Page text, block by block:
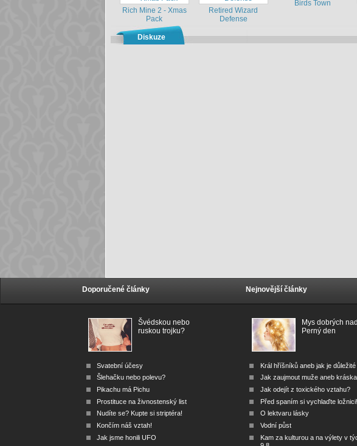
Rich Mine 2 - Xmas
Pack
Retired Wizard
Defense
Birds Town
Diskuze
Doporučené články
Švédskou nebo
ruskou trojku?
Svatební účesy
Šlehačku nebo polevu?
Pikachu má Pichu
Prostituce na živnostenský list
Nudíte se? Kupte si striptéra!
Končím náš vztah!
Jak jsme honili UFO
Nejnovější články
Mys dobrých
Perný den
Král hříšníků aneb jak je důležité
Jak zaujmout muže aneb
Jak odejít z toxického vztahu?
Před spaním si vychlaďte ložnici!
O lektvaru lásky
Vodní půst
Kam za kulturou a na výlety v